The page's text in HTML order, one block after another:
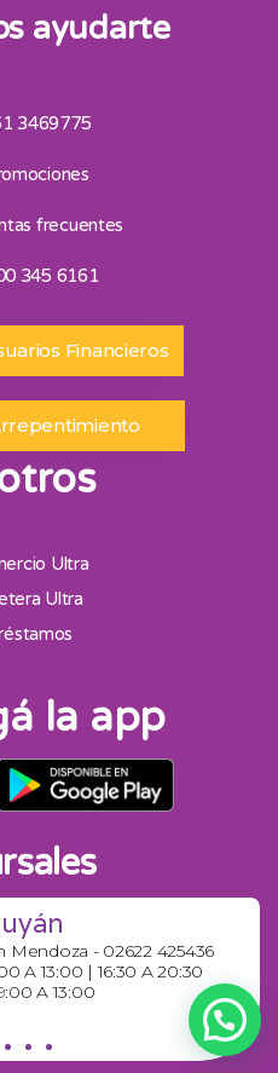
ayudarte
3469775
frecuentes
345 6161
Financieros
Ultra
Ultra
la app
Mendoza - 02622 425436
A 13:00 | 16:30 A 20:30
A 13:00